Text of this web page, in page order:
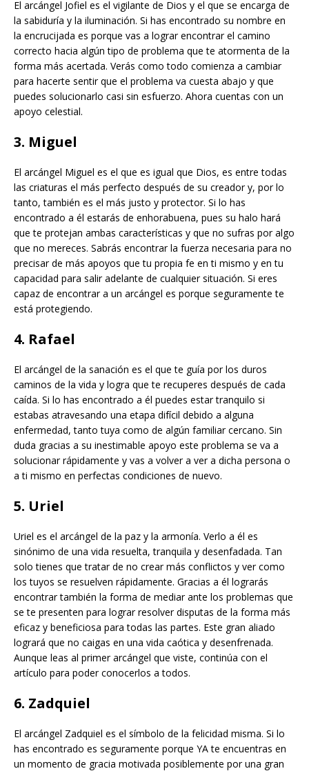
El arcángel Jofiel es el vigilante de Dios y el que se encarga de
la sabiduría y la iluminación. Si has encontrado su nombre en
la encrucijada es porque vas a lograr encontrar el camino
correcto hacia algún tipo de problema que te atormenta de la
forma más acertada. Verás como todo comienza a cambiar
para hacerte sentir que el problema va cuesta abajo y que
puedes solucionarlo casi sin esfuerzo. Ahora cuentas con un
apoyo celestial.
3. Miguel
El arcángel Miguel es el que es igual que Dios, es entre todas
las criaturas el más perfecto después de su creador y, por lo
tanto, también es el más justo y protector. Si lo has
encontrado a él estarás de enhorabuena, pues su halo hará
que te protejan ambas características y que no sufras por algo
que no mereces. Sabrás encontrar la fuerza necesaria para no
precisar de más apoyos que tu propia fe en ti mismo y en tu
capacidad para salir adelante de cualquier situación. Si eres
capaz de encontrar a un arcángel es porque seguramente te
está protegiendo.
4. Rafael
El arcángel de la sanación es el que te guía por los duros
caminos de la vida y logra que te recuperes después de cada
caída. Si lo has encontrado a él puedes estar tranquilo si
estabas atravesando una etapa difícil debido a alguna
enfermedad, tanto tuya como de algún familiar cercano. Sin
duda gracias a su inestimable apoyo este problema se va a
solucionar rápidamente y vas a volver a ver a dicha persona o
a ti mismo en perfectas condiciones de nuevo.
5. Uriel
Uriel es el arcángel de la paz y la armonía. Verlo a él es
sinónimo de una vida resuelta, tranquila y desenfadada. Tan
solo tienes que tratar de no crear más conflictos y ver como
los tuyos se resuelven rápidamente. Gracias a él lograrás
encontrar también la forma de mediar ante los problemas que
se te presenten para lograr resolver disputas de la forma más
eficaz y beneficiosa para todas las partes. Este gran aliado
logrará que no caigas en una vida caótica y desenfrenada.
Aunque leas al primer arcángel que viste, continúa con el
artículo para poder conocerlos a todos.
6. Zadquiel
El arcángel Zadquiel es el símbolo de la felicidad misma. Si lo
has encontrado es seguramente porque YA te encuentras en
un momento de gracia motivada posiblemente por una gran